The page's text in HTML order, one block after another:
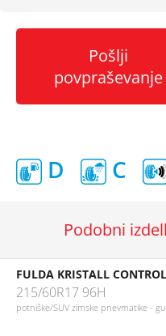
Pošlji
povpraševanje
D C
Podobni
FULDA KRISTALL
215/60R17 96H
potniške/SUV zimske pnevmatike -